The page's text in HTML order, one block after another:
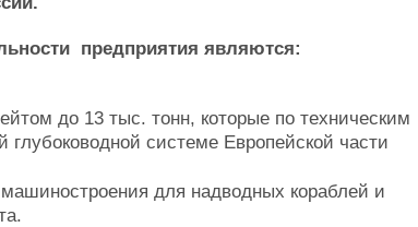
предприятия являются:
до 13 тыс. тонн, которые по техническим
глубоководной системе Европейской части
для надводных кораблей и